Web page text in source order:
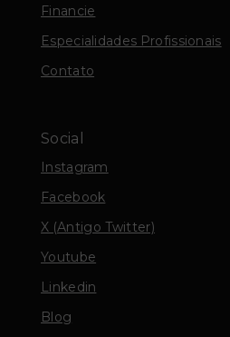
Financie
Especialidades Profissionais
Contato
Social
Instagram
Facebook
X (Antigo Twitter)
Youtube
Linkedin
Blog